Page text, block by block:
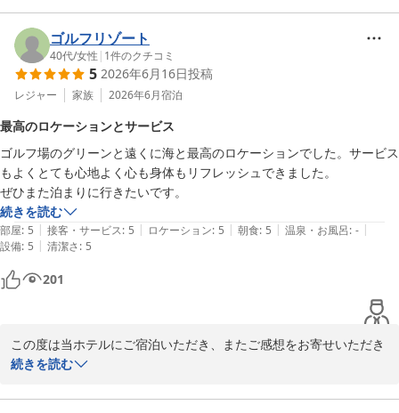
ＰＧＭホテルリゾート沖縄（２０２６年７月ＧＲＡＮＤ ＯＰＥ
Ｎ）
2026-07-22
館内の清潔さやスタッフの対応につきまして、温かいお言葉を頂戴
し大変嬉しく拝読いたしました。「スタッフさんのレベルが高い」
とのお言葉は、日々お客様をお迎えしている私どもにとって何より
の励みでございます。
ついてもお楽しみいただけたようで何よりでございます。サウナ好
きのお客様にも心地よくお過ごしいただける空間づくりを大切にし
ておりますので、「また行きたい」とのお言葉をいただき大変光栄
に存じます。
プールスタッフへのお言葉もありがとうございます。皆さまに安心
してお楽しみいただけるよう、安全面にも配慮しながらサービスを
ご提供しておりますので、ご評価いただけたことを嬉しく思いま
す。
朝食につきましても、率直なご意見をありがとうございます。今後
もより多くのお客様に「また食べたい」と思っていただけるよう、
料理内容やサービスの向上に努めてまいります。
ゴルフリゾート
40代/女性 | 1件のクチコミ
5 2026年6月16日投稿
レジャー 家族 2026年6月宿泊
最高のロケーションとサービス
ゴルフ場のグリーンと遠くに海と最高のロケーションでした。サービス
もよくとても心地よく心も身体もリフレッシュできました。
ぜひまた泊まりに行きたいです。
続きを読む
部屋: 5 | 接客・サービス: 5 | ロケーション: 5 | 朝食: 5 | 温泉・お風呂: - |
設備: 5 | 清潔さ: 5
201
この度は当ホテルにご宿泊いただき、またご感想をお寄せいただき
まして誠にありがとうございます。
ゴルフコースの緑とその先に広がる海の景色をお楽しみいただき、
続きを読む